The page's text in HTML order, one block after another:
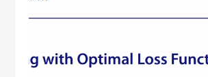
适用。...